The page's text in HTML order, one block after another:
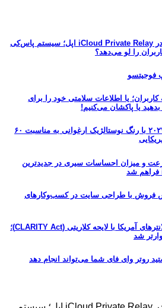
افشای نشت آدرس IP در iCloud Private Relay اپل؛ سیستم پاس‌کی
را لو می‌دهد؟
فوجیتسو
کاربران؛ یا اطلاعات سلامتی خود را برای
یا پاکشان می‌کنیم!
رونمایی از دوج چارجر ۲۰۲۷ با رنگ نوستالژیک ارغوانی به مناسبت ۶۰
و میزان احساسات سیری در جدیدترین
فروش با طراحی سایت در کسب‌وکارهای
پایان مخالفت انجمن کلانترهای آمریکا با لایحه کلاریتی (CLARITY Act)؛
شد